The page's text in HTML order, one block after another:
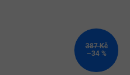
387 Kč
–34 %